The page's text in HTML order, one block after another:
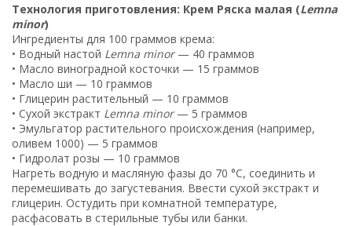
Технология приготовления: Крем Ряска малая (Lemna
minor)
Ингредиенты для 100 граммов крема:
• Водный настой Lemna minor— 40 граммов
• Масло виноградной косточки — 15 граммов
• Масло ши — 10 граммов
• Глицерин растительный — 10 граммов
• Сухой экстракт Lemna minor— 5 граммов
• Эмульгатор растительного происхождения (например,
оливем 1000) — 5 граммов
• Гидролат розы — 10 граммов
Нагреть водную и масляную фазы до 70 °C, соединить и
перемешивать до загустевания. Ввести сухой экстракт и
глицерин. Остудить при комнатной температуре,
расфасовать в стерильные тубы или банки.